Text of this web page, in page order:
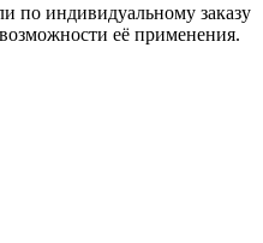
по индивидуальному заказу
её применения.